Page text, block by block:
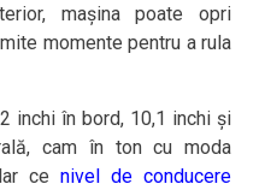
mașina poate opri
momente pentru a rula
inchi în bord, 10,1 inchi și
cam în ton cu moda
cenivel de conducere